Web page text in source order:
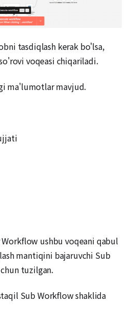
tasdiqlash kerak bo'lsa,
voqeasi chiqariladi.
ma'lumotlar mavjud.
Workflow ushbu voqeani qabul
mantiqini bajaruvchi Sub
tuzilgan.
Sub Workflow shaklida